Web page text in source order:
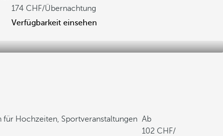
174
/Übernachtung
Verfügbarkeit einsehen
Hochzeiten, Sportveranstaltungen Ab
102
/